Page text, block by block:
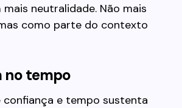
neutralidade. Não mais
como parte do contexto
no tempo
confiança e tempo sustenta